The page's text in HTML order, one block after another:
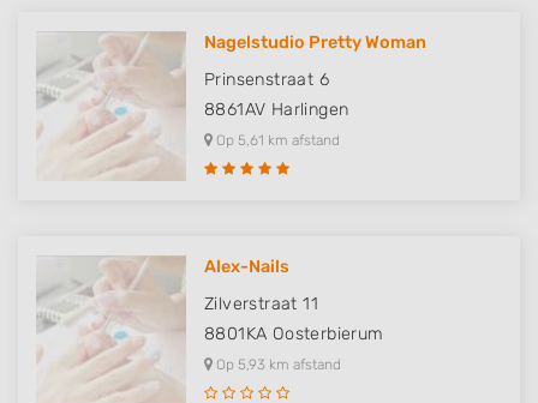
Nagelstudio Pretty Woman
Prinsenstraat 6
8861AV Harlingen
Op 5,61 km afstand
Alex-Nails
Zilverstraat 11
8801KA Oosterbierum
Op 5,93 km afstand